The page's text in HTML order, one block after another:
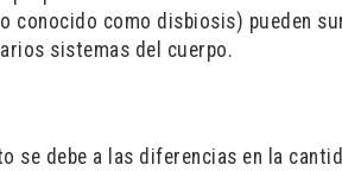
conocido como disbiosis) pueden
sistemas del cuerpo.
se debe a las diferencias en la